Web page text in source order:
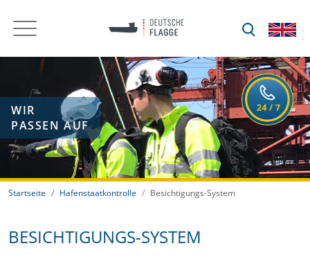
WIR
PASSEN AUF
Startseite Hafenstaatkontrolle Besichtigungs-System
BESICHTIGUNGS-SYSTEM